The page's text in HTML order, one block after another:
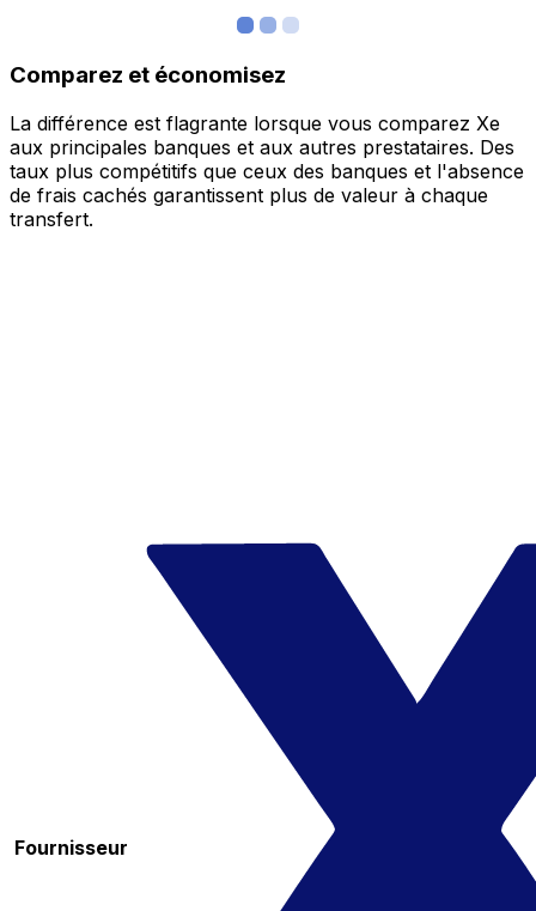
Comparez et économisez
La différence est flagrante lorsque vous comparez Xe
aux principales banques et aux autres prestataires. Des
taux plus compétitifs que ceux des banques et l'absence
de frais cachés garantissent plus de valeur à chaque
transfert.
Fournisseur